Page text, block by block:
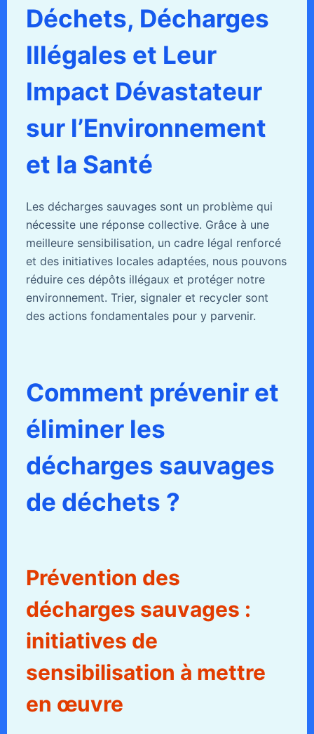
Déchets, Décharges
Illégales et Leur
Impact Dévastateur
sur l’Environnement
et la Santé
Les décharges sauvages sont un problème qui
nécessite une réponse collective. Grâce à une
meilleure sensibilisation, un cadre légal renforcé
et des initiatives locales adaptées, nous pouvons
réduire ces dépôts illégaux et protéger notre
environnement. Trier, signaler et recycler sont
des actions fondamentales pour y parvenir.
Comment prévenir et
éliminer les
décharges sauvages
de déchets ?
Prévention des
décharges sauvages :
initiatives de
sensibilisation à mettre
en œuvre